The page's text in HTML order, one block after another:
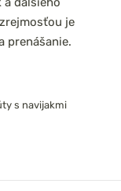
je
prenášanie.
s navijakmi